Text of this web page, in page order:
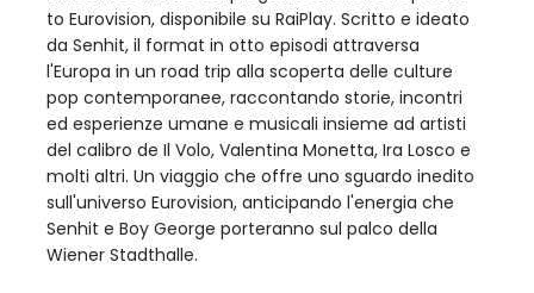
to Eurovision, disponibile su RaiPlay. Scritto e ideato
da Senhit, il format in otto episodi attraversa
l'Europa in un road trip alla scoperta delle culture
pop contemporanee, raccontando storie, incontri
ed esperienze umane e musicali insieme ad artisti
del calibro de Il Volo, Valentina Monetta, Ira Losco e
molti altri. Un viaggio che offre uno sguardo inedito
sull'universo Eurovision, anticipando l'energia che
Senhit e Boy George porteranno sul palco della
Wiener Stadthalle.